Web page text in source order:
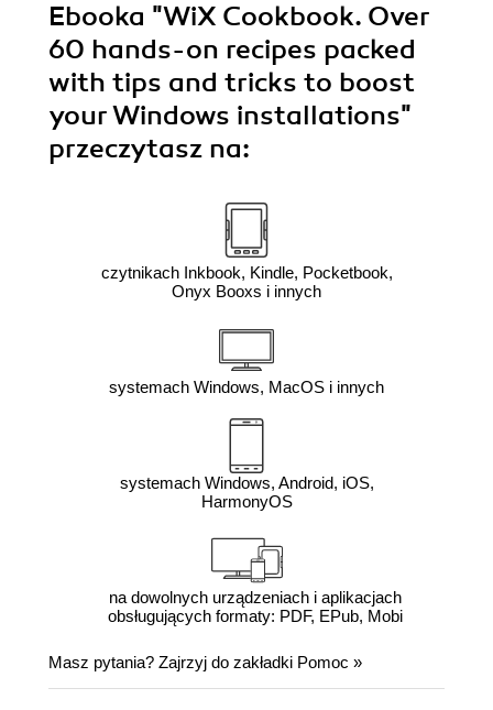
Ebooka "WiX Cookbook. Over
60 hands-on recipes packed
with tips and tricks to boost
your Windows installations"
przeczytasz na:
czytnikach Inkbook, Kindle, Pocketbook,
Onyx Booxs i innych
systemach Windows, MacOS i innych
systemach Windows, Android, iOS,
HarmonyOS
na dowolnych urządzeniach i aplikacjach
obsługujących formaty: PDF, EPub, Mobi
Masz pytania? Zajrzyj do zakładki Pomoc »